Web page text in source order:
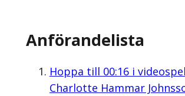
Anförandelista
Hoppa till 00:16i
Charlotte Hammar